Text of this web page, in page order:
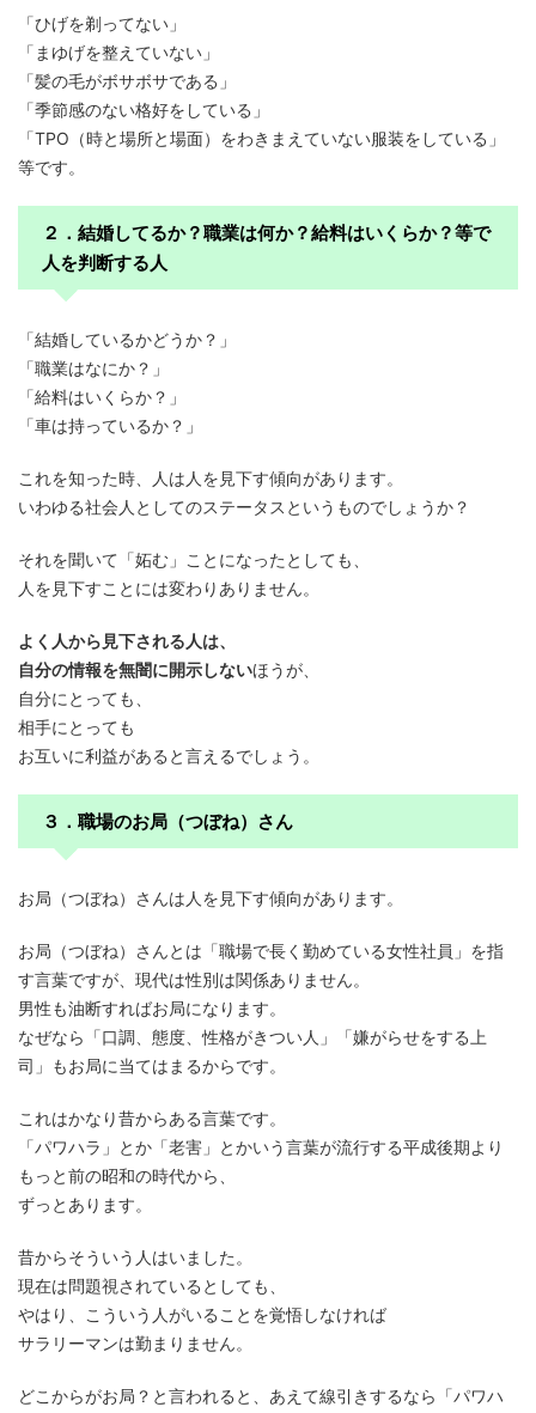
「ひげを剃ってない」
「まゆげを整えていない」
「髪の毛がボサボサである」
「季節感のない格好をしている」
「TPO（時と場所と場面）をわきまえていない服装をしている」
等です。
２．結婚してるか？職業は何か？給料はいくらか？等で
人を判断する人
「結婚しているかどうか？」
「職業はなにか？」
「給料はいくらか？」
「車は持っているか？」
これを知った時、人は人を見下す傾向があります。
いわゆる社会人としてのステータスというものでしょうか？
それを聞いて「妬む」ことになったとしても、
人を見下すことには変わりありません。
よく人から見下される人は、
自分の情報を無闇に開示しないほうが、
自分にとっても、
相手にとっても
お互いに利益があると言えるでしょう。
３．職場のお局（つぼね）さん
お局（つぼね）さんは人を見下す傾向があります。
お局（つぼね）さんとは「職場で長く勤めている女性社員」を指
す言葉ですが、現代は性別は関係ありません。
男性も油断すればお局になります。
なぜなら「口調、態度、性格がきつい人」「嫌がらせをする上
司」もお局に当てはまるからです。
これはかなり昔からある言葉です。
「パワハラ」とか「老害」とかいう言葉が流行する平成後期より
もっと前の昭和の時代から、
ずっとあります。
昔からそういう人はいました。
現在は問題視されているとしても、
やはり、こういう人がいることを覚悟しなければ
サラリーマンは勤まりません。
どこからがお局？と言われると、あえて線引きするなら「パワハ